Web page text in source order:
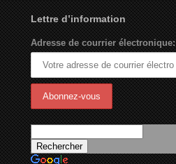
Lettre d’information
Adresse de courrier électronique: